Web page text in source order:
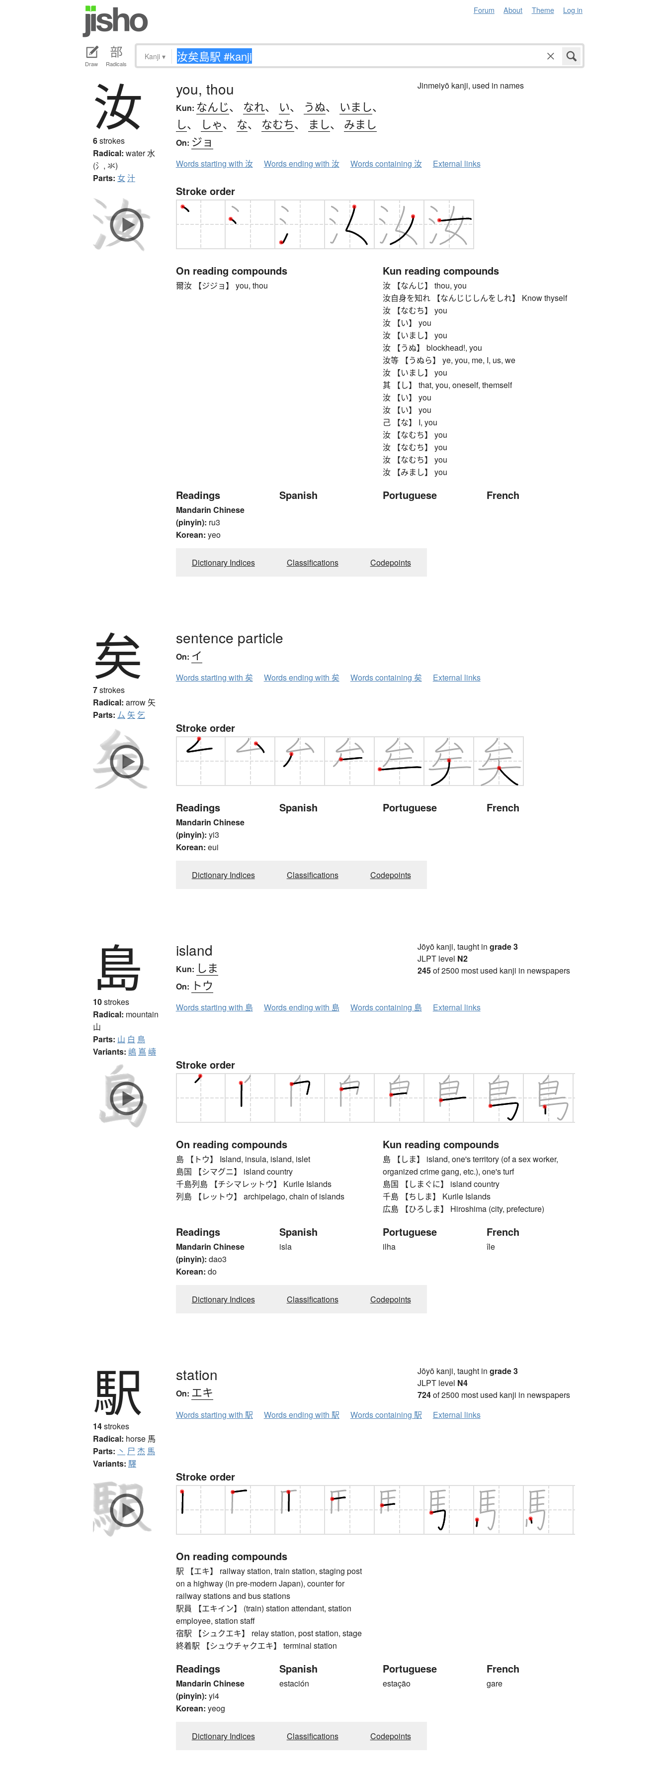
Forum About Theme Log in
Draw Radicals
Kanji ▾
汝
6strokes
Radical: water水
(氵, 氺)
Parts: 女汁
you, thou
Kun: なんじ、 なれ、 い、 うぬ、 いまし、
し、 しゃ、 な、 なむち、 まし、 みまし
On: ジョ
Jinmeiyō kanji, used in names
Words starting with 汝 Words ending with 汝 Words containing 汝 External links
Stroke order
On reading compounds
爾汝 【ジジョ】 you, thou
Kun reading compounds
汝 【なんじ】 thou, you
汝自身を知れ 【なんじじしんをしれ】 Know thyself
汝 【なむち】 you
汝 【い】 you
汝 【いまし】 you
汝 【うぬ】 blockhead!, you
汝等 【うぬら】 ye, you, me, I, us, we
汝 【いまし】 you
其 【し】 that, you, oneself, themself
汝 【い】 you
汝 【い】 you
己 【な】 I, you
汝 【なむち】 you
汝 【なむち】 you
汝 【なむち】 you
汝 【みまし】 you
Readings
Mandarin Chinese
(pinyin): ru3
Korean: yeo
Spanish Portuguese French
Dictionary Indices Classifications Codepoints
矣
7strokes
Radical: arrow 矢
Parts: 厶 矢 乞
sentence particle
On: イ
Words starting with 矣 Words ending with 矣 Words containing 矣 External links
Stroke order
Readings
Mandarin Chinese
(pinyin): yi3
Korean: eui
Spanish Portuguese French
Dictionary Indices Classifications Codepoints
島
10strokes
Radical: mountain
山
Parts: 山 白 鳥
Variants: 嶋 嶌 嶹
island
Kun: しま
On: トウ
Jōyō kanji, taught in grade 3
JLPT level N2
245of 2500 most used kanji in newspapers
Words starting with 島 Words ending with 島 Words containing 島 External links
Stroke order
On reading compounds
島 【トウ】 Island, insula, island, islet
島国 【シマグニ】 island country
千島列島 【チシマレットウ】 Kurile Islands
列島 【レットウ】 archipelago, chain of islands
Kun reading compounds
島 【しま】 island, one's territory (of a sex worker,
organized crime gang, etc.), one's turf
島国 【しまぐに】 island country
千島 【ちしま】 Kurile Islands
広島 【ひろしま】 Hiroshima (city, prefecture)
Readings
Mandarin Chinese
(pinyin): dao3
Korean: do
Spanish
isla
Portuguese
ilha
French
île
Dictionary Indices Classifications Codepoints
駅
14strokes
Radical: horse 馬
Parts: 丶 尸 杰 馬
Variants: 驛
station
On: エキ
Jōyō kanji, taught in grade 3
JLPT level N4
724of 2500 most used kanji in newspapers
Words starting with 駅
Words ending with 駅 Words containing 駅 External links
Stroke order
On reading compounds
駅 【エキ】 railway station, train station, staging post
on a highway (in pre-modern Japan), counter for
railway stations and bus stations
駅員 【エキイン】 (train) station attendant, station
employee, station staff
宿駅 【シュクエキ】 relay station, post station, stage
終着駅 【シュウチャクエキ】 terminal station
Readings
Mandarin Chinese
(pinyin): yi4
Korean: yeog
Spanish
estación
Portuguese
estação
French
gare
Dictionary Indices Classifications Codepoints